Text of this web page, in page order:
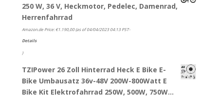
250 W, 36 V, Heckmotor, Pedelec, Damenrad,
Herrenfahrrad
Amazon.de Price:€1.190,00(as of 04/04/2023 04:13 PST-
Details
)
TZIPower 26 Zoll Hinterrad Heck E Bike E-
Bike Umbausatz 36v-48V 200W-800Watt E
Bike Kit Elektrofahrrad 250W, 500W, 750W…